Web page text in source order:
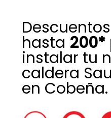
hasta 200*
instalar tu
caldera
en Cobeña.